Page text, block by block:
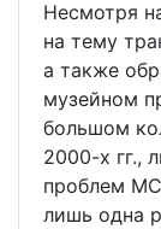
Несмотря
на тему
а также
музейном
большом
2000-х гг.,
проблем
лишь одна